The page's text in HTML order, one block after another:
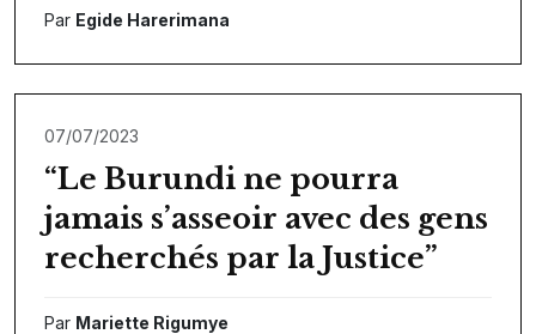
Par Egide Harerimana
07/07/2023
“Le Burundi ne pourra
jamais s’asseoir avec des gens
recherchés par la Justice”
Par Mariette Rigumye